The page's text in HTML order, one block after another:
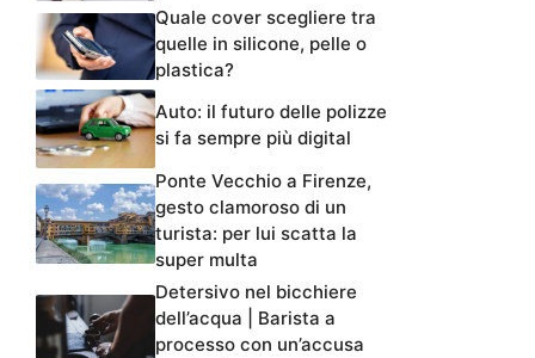
Quale cover scegliere tra
quelle in silicone, pelle o
plastica?
Auto: il futuro delle polizze
si fa sempre più digital
Ponte Vecchio a Firenze,
gesto clamoroso di un
turista: per lui scatta la
super multa
Detersivo nel bicchiere
dell’acqua | Barista a
processo con un’accusa